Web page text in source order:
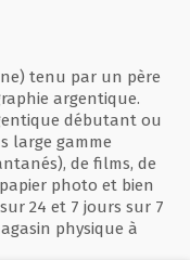
tenu par un père
argentique.
débutant ou
large gamme
de films, de
photo et bien
24 et 7 jours sur 7
physique à